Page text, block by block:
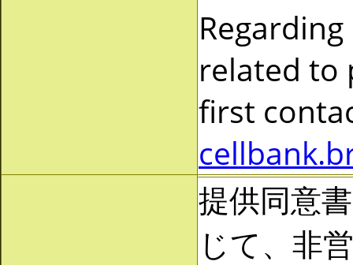
related to
first
提供同意
じて、非